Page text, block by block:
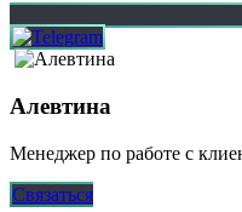
Алевтина
Менеджер по работе с
Связаться